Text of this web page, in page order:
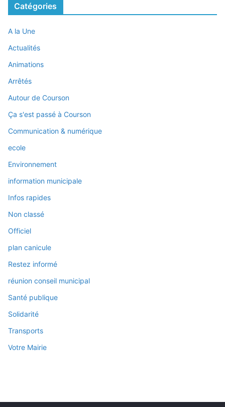
Catégories
A la Une
Actualités
Animations
Arrêtés
Autour de Courson
Ça s'est passé à Courson
Communication & numérique
ecole
Environnement
information municipale
Infos rapides
Non classé
Officiel
plan canicule
Restez informé
réunion conseil municipal
Santé publique
Solidarité
Transports
Votre Mairie